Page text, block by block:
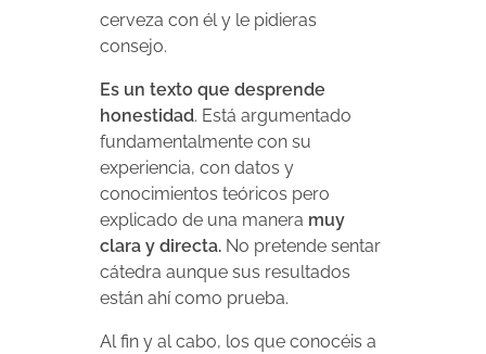
cerveza con él y le pidieras
consejo.
Es un texto que desprende
honestidad. Está argumentado
fundamentalmente con su
experiencia, con datos y
conocimientos teóricos pero
explicado de una manera muy
clara y directa. No pretende sentar
cátedra aunque sus resultados
están ahí como prueba.
Al fin y al cabo, los que conocéis a